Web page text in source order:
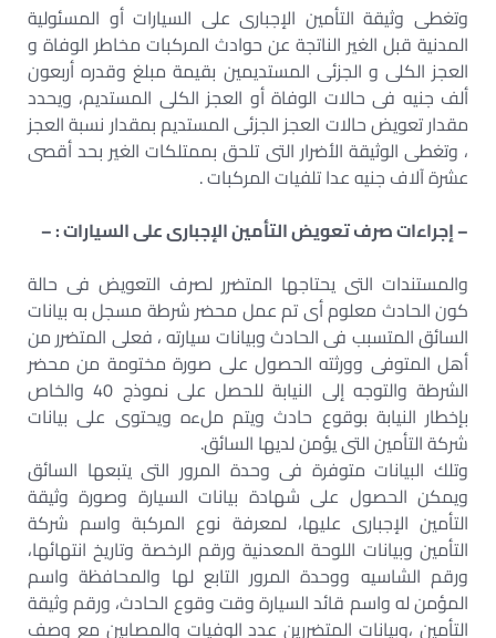
وتغطى وثيقة التأمين الإجبارى على السيارات أو المسئولية
المدنية قبل الغير الناتجة عن حوادث المركبات مخاطر الوفاة و
العجز الكلى و الجزئى المستديمين بقيمة مبلغ وقدره أربعون
ألف جنيه فى حالات الوفاة أو العجز الكلى المستديم، ويحدد
مقدار تعويض حالات العجز الجزئى المستديم بمقدار نسبة العجز
، وتغطى الوثيقة الأضرار التى تلحق بممتلكات الغير بحد أقصى
عشرة آلاف جنيه عدا تلفيات المركبات .
– إجراءات صرف تعويض التأمين الإجبارى على السيارات : –
والمستندات التى يحتاجها المتضرر لصرف التعويض فى حالة
كون الحادث معلوم أى تم عمل محضر شرطة مسجل به بيانات
السائق المتسبب فى الحادث وبيانات سيارته ، فعلى المتضرر من
أهل المتوفى وورثته الحصول على صورة مختومة من محضر
الشرطة والتوجه إلى النيابة للحصل على نموذج 40 والخاص
بإخطار النيابة بوقوع حادث ويتم ملءه ويحتوى على بيانات
شركة التأمين التى يؤمن لديها السائق.
وتلك البيانات متوفرة فى وحدة المرور التى يتبعها السائق
ويمكن الحصول على شهادة بيانات السيارة وصورة وثيقة
التأمين الإجبارى عليها، لمعرفة نوع المركبة واسم شركة
التأمين وبيانات اللوحة المعدنية ورقم الرخصة وتاريخ انتهائها،
ورقم الشاسيه ووحدة المرور التابع لها والمحافظة واسم
المؤمن له واسم قائد السيارة وقت وقوع الحادث، ورقم وثيقة
التأمين ،وبيانات المتضررين عدد الوفيات والمصابين مع وصف